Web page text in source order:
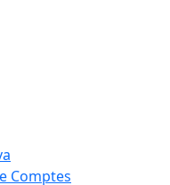
Comptes